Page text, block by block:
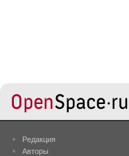
Редакция
Авторы